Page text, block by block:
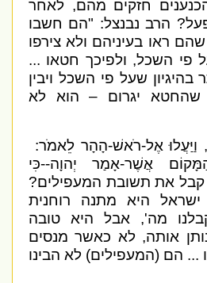
חזקים מהם, לאחר
הרב נבנצל: "הם חשבו
ראו בעיניהם ולא צירפו
פי השכל, ולפיכך חטאו ...
שעל פי השכל ויבין
יגרום – הוא לא
וַיַּעֲלוּ אֶל-רֹאשׁ-הָהָר לֵאמֹר:
אֲשֶׁר-אָמַר יְהוָה--כִּי
את תשובת המעפילים?
היא מתנה רוחנית
מה', אבל היא טובה
אותה, לא כאשר מנסים
הם (המעפילים) לא הבינו